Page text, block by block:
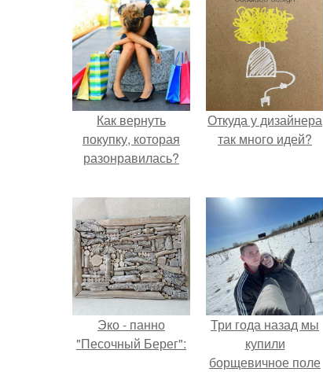
Как вернуть
покупку, которая
разонравилась?
Откуда у дизайнера
так много идей?
Эко - панно
"Песочный Берег":
Три года назад мы
купили
борщевичное поле